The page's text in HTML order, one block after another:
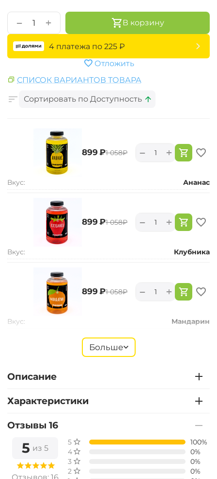
+
− В корзину
4 платежа по 225 ₽
Отложить
СПИСОК ВАРИАНТОВ ТОВАРА
Сортировать по Доступность
‍899‍ ₽‍1 058‍₽ +
−
Вкус: Ананас
‍899‍ ₽‍1 058‍₽ +
−
Вкус: Клубника
‍899‍ ₽‍1 058‍₽ +
−
Вкус: Мандарин
Вкус: Мульти Фиш
Больше
Описание
Характеристики
Отзывы 16
5 из 5
5 звёзд
100%
4 звезды
0%
3 звезды
0%
2 звезды
0%